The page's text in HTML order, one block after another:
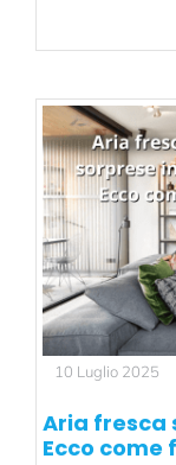
10 Luglio 2025
Aria fresca
Ecco come